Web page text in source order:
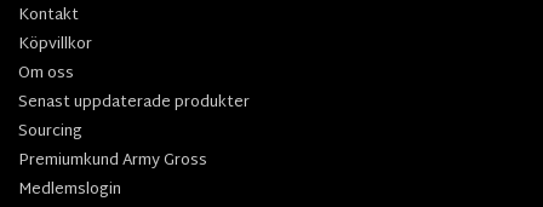
Kontakt
Köpvillkor
Om oss
Senast uppdaterade produkter
Sourcing
Premiumkund Army Gross
Medlemslogin